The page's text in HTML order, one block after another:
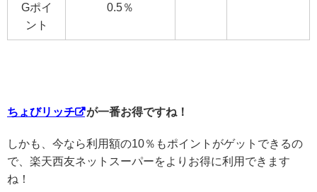
Gポイ
ント
0.5％
ちょびリッチ が一番お得ですね！
しかも、今なら利用額の10％もポイントがゲットできるの
で、楽天西友ネットスーパーをよりお得に利用できます
ね！